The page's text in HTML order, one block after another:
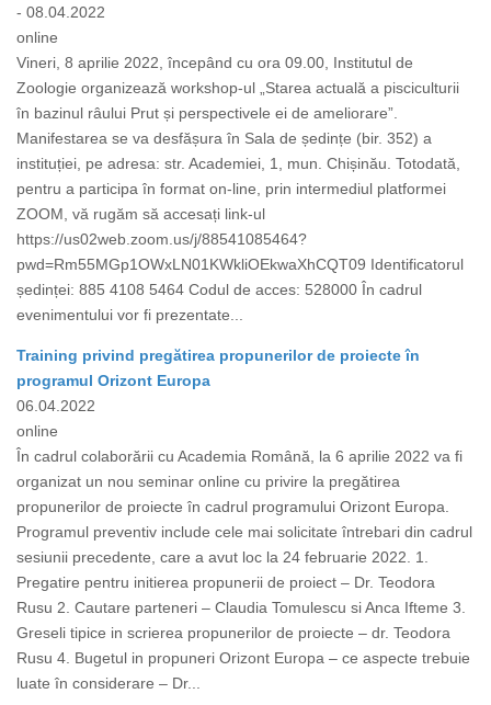
- 08.04.2022
online
Vineri, 8 aprilie 2022, începând cu ora 09.00, Institutul de
Zoologie organizează workshop-ul „Starea actuală a pisciculturii
în bazinul râului Prut și perspectivele ei de ameliorare”.
Manifestarea se va desfășura în Sala de ședințe (bir. 352) a
instituției, pe adresa: str. Academiei, 1, mun. Chișinău. Totodată,
pentru a participa în format on-line, prin intermediul platformei
ZOOM, vă rugăm să accesați link-ul
https://us02web.zoom.us/j/88541085464?
pwd=Rm55MGp1OWxLN01KWkliOEkwaXhCQT09 Identificatorul
ședinței: 885 4108 5464 Codul de acces: 528000 În cadrul
evenimentului vor fi prezentate...
Training privind pregătirea propunerilor de proiecte în
programul Orizont Europa
06.04.2022
online
În cadrul colaborării cu Academia Română, la 6 aprilie 2022 va fi
organizat un nou seminar online cu privire la pregătirea
propunerilor de proiecte în cadrul programului Orizont Europa.
Programul preventiv include cele mai solicitate întrebari din cadrul
sesiunii precedente, care a avut loc la 24 februarie 2022. 1.
Pregatire pentru initierea propunerii de proiect – Dr. Teodora
Rusu 2. Cautare parteneri – Claudia Tomulescu si Anca Ifteme 3.
Greseli tipice in scrierea propunerilor de proiecte – dr. Teodora
Rusu 4. Bugetul in propuneri Orizont Europa – ce aspecte trebuie
luate în considerare – Dr...